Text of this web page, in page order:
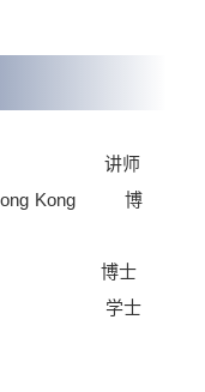
学院 讲师
Hong Kong 博
学 博士
学 学士